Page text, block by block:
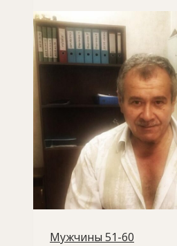
Мужчины 51-60